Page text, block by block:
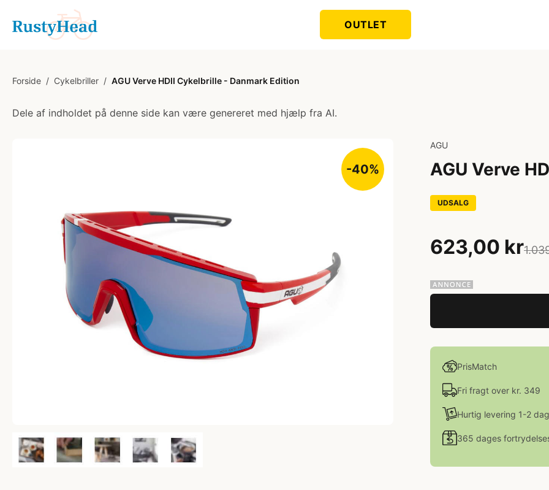
OUTLET
Forside / Cykelbriller / AGU Verve HDII Cykelbrille - Danmark Edition
Dele af indholdet på denne side kan være genereret med hjælp fra AI.
-40%
AGU
AGU Verve
UDSALG
623,00 kr
PrisMatch
Fri fragt over kr. 349
Hurtig levering 1-2
365 dages